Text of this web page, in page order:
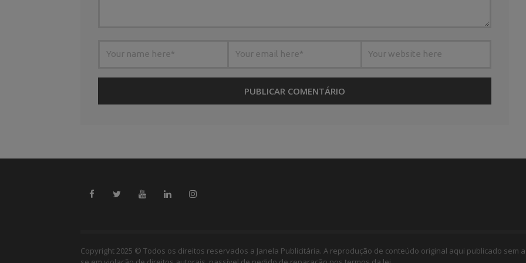
Copyright 2025 © Todos os direitos reservados a Janela Publicitária. A reprodução de conteúdo original aqui publicado